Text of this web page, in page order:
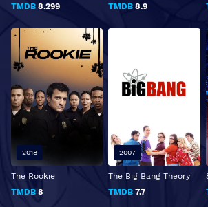
TMDB 8.299
TMDB 8.9
The Rookie
TMDB 8
2018
The Big Bang Theory
TMDB 7.7
2007